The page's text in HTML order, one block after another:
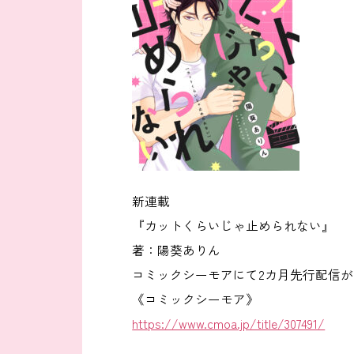
新連載
『カットくらいじゃ止められない』
著：陽葵ありん
コミックシーモアにて2カ月先行配信
《コミックシーモア》
https://www.cmoa.jp/title/307491/